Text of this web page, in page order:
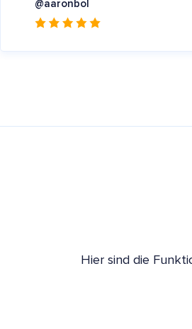
@aaronbol
Hier sind die